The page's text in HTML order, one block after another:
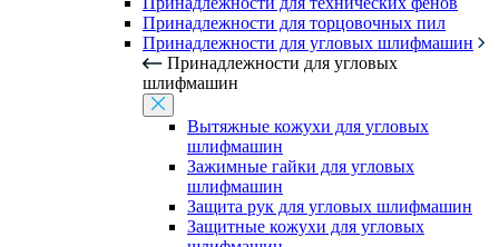
Принадлежности для торцовочных пил
Принадлежности для угловых шлифмашин
Принадлежности для угловых
шлифмашин
Вытяжные кожухи для угловых
шлифмашин
Зажимные гайки для угловых
шлифмашин
Защита рук для угловых шлифмашин
Защитные кожухи для угловых